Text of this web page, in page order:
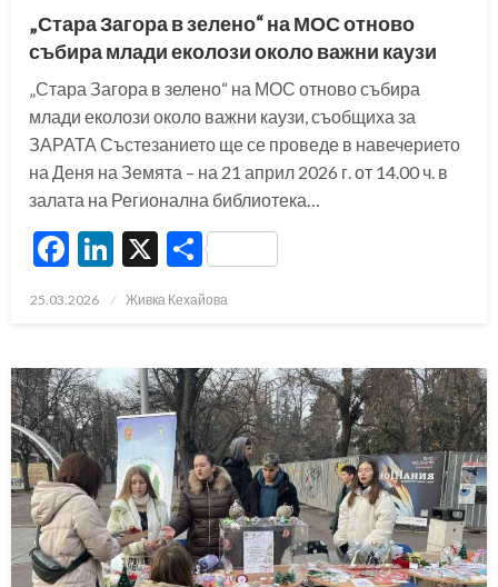
„Стара Загора в зелено“ на МОС отново
събира млади еколози около важни каузи
„Стара Загора в зелено“ на МОС отново събира
млади еколози около важни каузи, съобщиха за
ЗАРАТА Състезанието ще се проведе в навечерието
на Деня на Земята – на 21 април 2026 г. от 14.00 ч. в
залата на Регионална библиотека…
Facebook
LinkedIn
X Share
Posted
25.03.2026 Живка Кехайова